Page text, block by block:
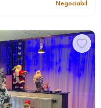
Negociabil